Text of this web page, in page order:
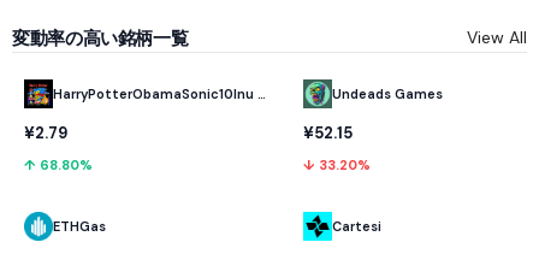
変動率の高い銘柄一覧 View All
HarryPotterObamaSonic10Inu (ETH)
¥2.79
↑ 68.80%
ETHGas
Undeads Games
¥52.15
↓ 33.20%
Cartesi